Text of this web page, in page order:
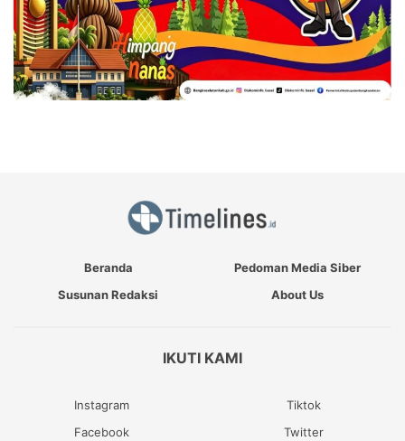
Beranda
Pedoman Media Siber
Susunan Redaksi
About Us
IKUTI KAMI
Instagram
Tiktok
Facebook
Twitter